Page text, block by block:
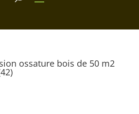
ossature bois de 50 m2